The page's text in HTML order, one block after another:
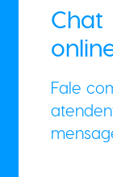
Chat
Fale